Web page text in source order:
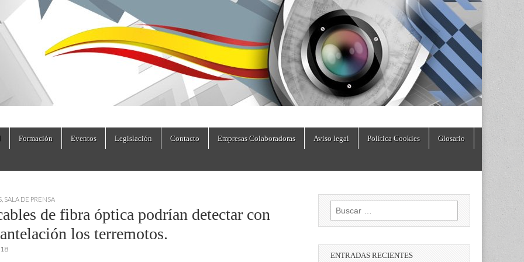
Formación Eventos Legislación Contacto Empresas Colaboradoras Aviso legal Política Cookies Glosario
SALA DE PRENSA
de fibra óptica podrían detectar con
los terremotos.
Buscar:
ENTRADAS RECIENTES